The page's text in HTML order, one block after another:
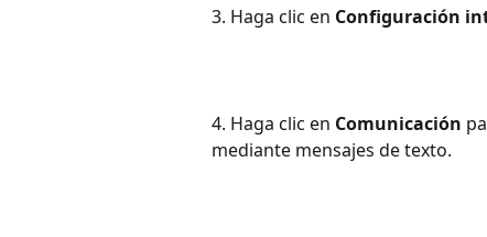
3. Haga clic en Configuración
4. Haga clic en Comunicación
mediante mensajes de texto.